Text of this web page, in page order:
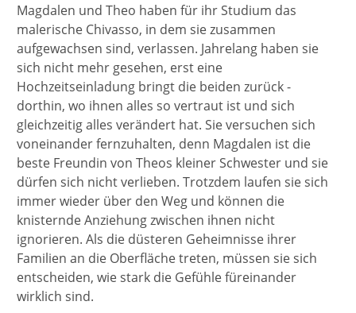
Magdalen und Theo haben für ihr Studium das
malerische Chivasso, in dem sie zusammen
aufgewachsen sind, verlassen. Jahrelang haben sie
sich nicht mehr gesehen, erst eine
Hochzeitseinladung bringt die beiden zurück -
dorthin, wo ihnen alles so vertraut ist und sich
gleichzeitig alles verändert hat. Sie versuchen sich
voneinander fernzuhalten, denn Magdalen ist die
beste Freundin von Theos kleiner Schwester und sie
dürfen sich nicht verlieben. Trotzdem laufen sie sich
immer wieder über den Weg und können die
knisternde Anziehung zwischen ihnen nicht
ignorieren. Als die düsteren Geheimnisse ihrer
Familien an die Oberfläche treten, müssen sie sich
entscheiden, wie stark die Gefühle füreinander
wirklich sind.